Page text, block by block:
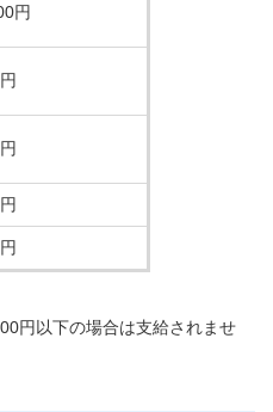
円
円以下の場合は支給されませ